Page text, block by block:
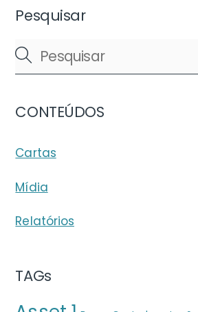
Pesquisar
CONTEÚDOS
Cartas
Mídia
Relatórios
TAGs